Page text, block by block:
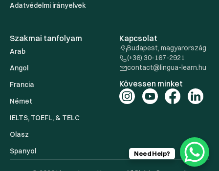
Adatvédelmi irányelvek
Szakmai tanfolyam
Arab
Angol
Francia
Német
IELTS, TOEFL, & TELC
Olasz
Spanyol
Kapcsolat
Budapest, magyarország
(+36) 30-167-2921
contact@lingua-learn.hu
Kövessen minket
Need Help?